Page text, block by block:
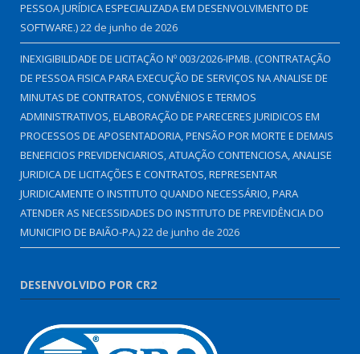
PESSOA JURÍDICA ESPECIALIZADA EM DESENVOLVIMENTO DE
SOFTWARE.)22 de junho de 2026
INEXIGIBILIDADE DE LICITAÇÃO Nº 003/2026-IPMB. (CONTRATAÇÃO
DE PESSOA FISICA PARA EXECUÇÃO DE SERVIÇOS NA ANALISE DE
MINUTAS DE CONTRATOS, CONVÊNIOS E TERMOS
ADMINISTRATIVOS, ELABORAÇÃO DE PARECERES JURIDICOS EM
PROCESSOS DE APOSENTADORIA, PENSÃO POR MORTE E DEMAIS
BENEFICIOS PREVIDENCIARIOS, ATUAÇÃO CONTENCIOSA, ANALISE
JURIDICA DE LICITAÇÕES E CONTRATOS, REPRESENTAR
JURIDICAMENTE O INSTITUTO QUANDO NECESSÁRIO, PARA
ATENDER AS NECESSIDADES DO INSTITUTO DE PREVIDÊNCIA DO
MUNICIPIO DE BAIÃO-PA.)22 de junho de 2026
DESENVOLVIDO POR CR2